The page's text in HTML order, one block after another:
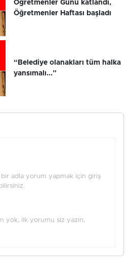
Öğretmenler Günü katlandı,
Öğretmenler Haftası başladı
“Belediye olanakları tüm halka
yansımalı...”
bir adla yorum yapmak için giriş
yok, ilk yorumu siz yazın,